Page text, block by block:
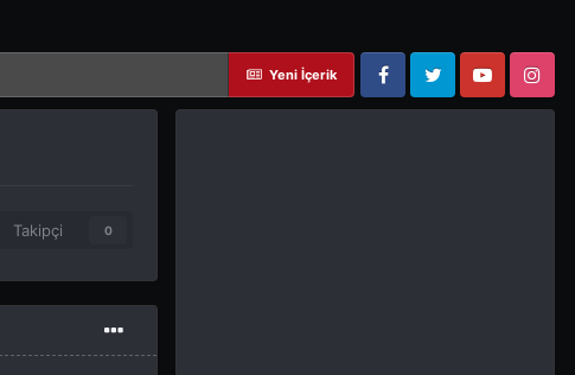
Yeni İçerik
FacebookTwitter YouTube Instagram
Takipçi 0